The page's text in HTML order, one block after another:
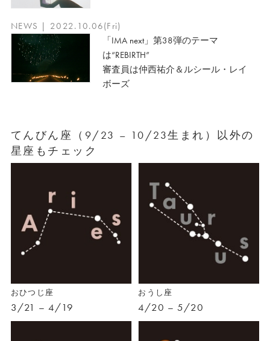
NEWS | 2022.10.06(Fri)
「IMA next」第38弾のテーマ
は“REBIRTH”
審査員は仲西祐介＆ルシール・レイ
ボーズ
てんびん座（9/23 – 10/23生まれ）以外の
星座もチェック
おひつじ座
3/21 – 4/19
おうし座
4/20 – 5/20